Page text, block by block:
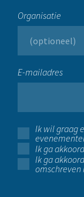
Organisatie
E-mailadres
Ik wil graag
Ik ga
Ik ga
omschreven